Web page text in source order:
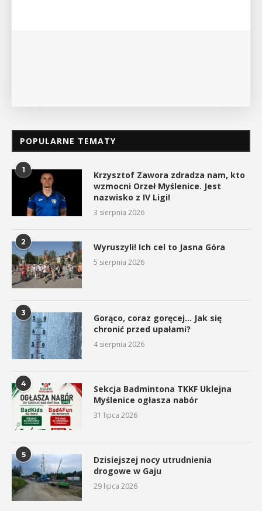
POPULARNE TEMATY
1
Krzysztof Zawora zdradza nam, kto
wzmocni Orzeł Myślenice. Jest
nazwisko z IV Ligi!
3 sierpnia 2026
2 Wyruszyli! Ich cel to Jasna Góra
5 sierpnia 2026
3
Gorąco, coraz goręcej… Jak się
chronić przed upałami?
4 sierpnia 2026
4
Sekcja Badmintona TKKF Uklejna
Myślenice ogłasza nabór
31 lipca 2026
5
Dzisiejszej nocy utrudnienia
drogowe w Gaju
29 lipca 2026